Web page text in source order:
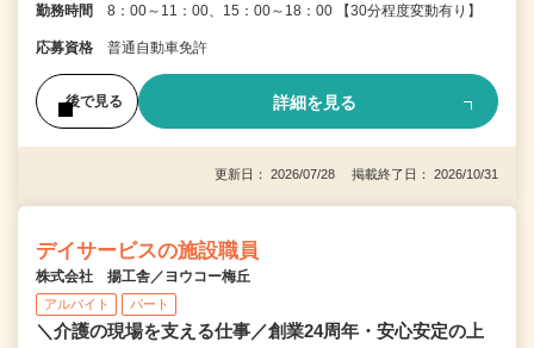
勤務時間 8：00～11：00、15：00～18：00 【30分程度変動有り】
応募資格 普通自動車免許
後で見る 詳細を見る
更新日： 2026/07/28 掲載終了日： 2026/10/31
デイサービスの施設職員
株式会社 揚工舎／ヨウコー梅丘
アルバイト パート
＼介護の現場を支える仕事／創業24周年・安心安定の上